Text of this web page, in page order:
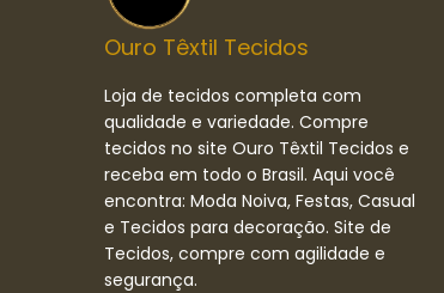
Ouro Têxtil Tecidos
Loja de tecidos completa com
qualidade e variedade. Compre
tecidos no site Ouro Têxtil Tecidos e
receba em todo o Brasil. Aqui você
encontra: Moda Noiva, Festas, Casual
e Tecidos para decoração. Site de
Tecidos, compre com agilidade e
segurança.